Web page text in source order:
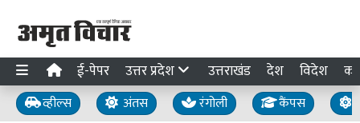
ई-पेपर उत्तर प्रदेश उत्तराखंड देश विदेश
व्हील्स अंतस रंगोली कैंपस